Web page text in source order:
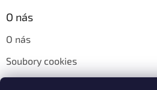
O nás
O nás
Soubory cookies